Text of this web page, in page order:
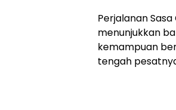
Perjalanan
menunjukkan
kemampuan
tengah